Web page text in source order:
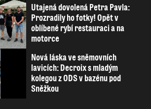
Utajená dovolená Petra Pavla:
Prozradily ho fotky! Opět v
oblíbené rybí restauraci a na
motorce
Nová láska ve sněmovních
lavicích: Decroix s mladým
kolegou z ODS v bazénu pod
Sněžkou